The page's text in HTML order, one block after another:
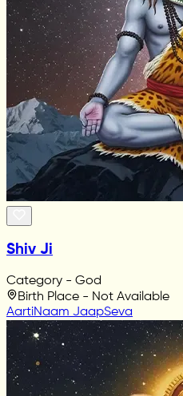
Shiv Ji
Category - God
Birth Place - Not Available
AartiNaam JaapSeva